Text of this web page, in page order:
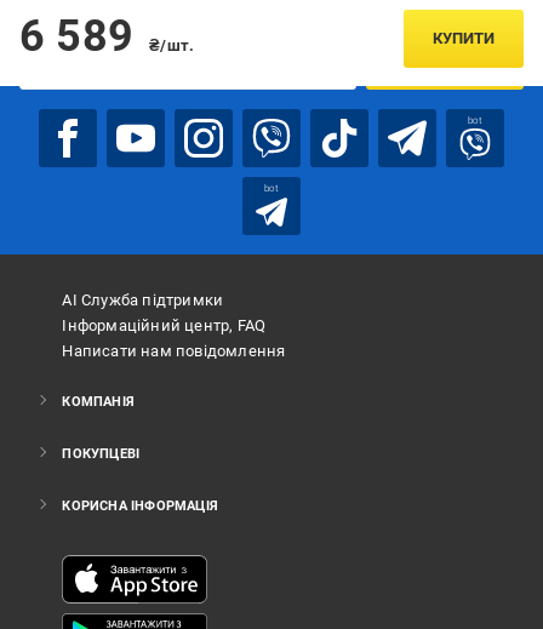
6 589 ₴/шт. КУПИТИ
Підписуйтесь, щоб дізнаватись першим про акції та пропозиції
ПІДПИСАТИСЯ
bot
bot
АІ Служба підтримки
Інформаційний центр, FAQ
Написати нам повідомлення
КОМПАНІЯ
ПОКУПЦЕВІ
КОРИСНА ІНФОРМАЦІЯ